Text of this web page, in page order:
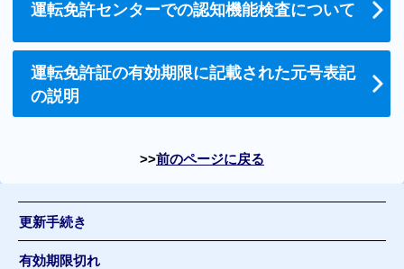
運転免許センターでの認知機能検査について
運転免許証の有効期限に記載された元号表記
の説明
前のページに戻る
更新手続き
有効期限切れ